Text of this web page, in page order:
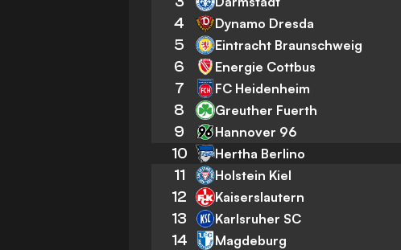
4 Dynamo Dresda
5 Eintracht Braunschweig
6 Energie Cottbus
7 FC Heidenheim
8 Greuther Fuerth
9 Hannover 96
10 Hertha Berlino
11 Holstein Kiel
12 Kaiserslautern
13 Karlsruher SC
14 Magdeburg